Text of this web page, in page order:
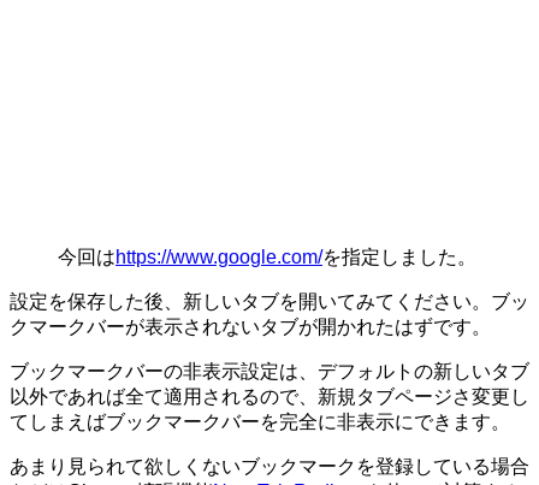
今回はhttps://www.google.com/を指定しました。
設定を保存した後、新しいタブを開いてみてください。ブッ
クマークバーが表示されないタブが開かれたはずです。
ブックマークバーの非表示設定は、デフォルトの新しいタブ
以外であれば全て適用されるので、新規タブページさ変更し
てしまえばブックマークバーを完全に非表示にできます。
あまり見られて欲しくないブックマークを登録している場合